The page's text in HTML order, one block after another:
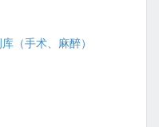
（手术、麻醉）